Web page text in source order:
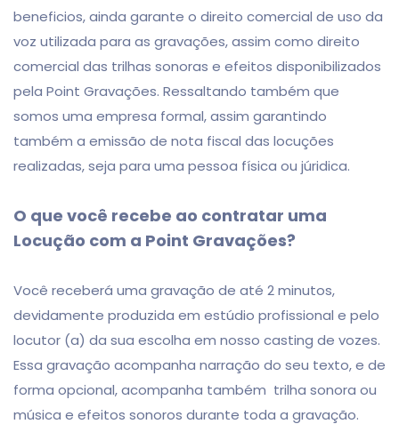
beneficios, ainda garante o direito comercial de uso da
voz utilizada para as gravações, assim como direito
comercial das trilhas sonoras e efeitos disponibilizados
pela Point Gravações. Ressaltando também que
somos uma empresa formal, assim garantindo
também a emissão de nota fiscal das locuções
realizadas, seja para uma pessoa física ou júridica.
O que você recebe ao contratar uma
Locução com a Point Gravações?
Você receberá uma gravação de até 2 minutos,
devidamente produzida em estúdio profissional e pelo
locutor (a) da sua escolha em nosso casting de vozes.
Essa gravação acompanha narração do seu texto, e de
forma opcional, acompanha também trilha sonora ou
música e efeitos sonoros durante toda a gravação.